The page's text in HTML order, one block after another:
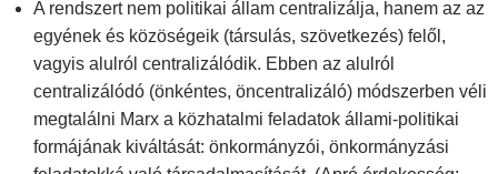
A rendszert nem politikai állam centralizálja, hanem az az
egyének és közöségeik (társulás, szövetkezés) felől,
vagyis alulról centralizálódik. Ebben az alulról
centralizálódó (önkéntes, öncentralizáló) módszerben véli
megtalálni Marx a közhatalmi feladatok állami-politikai
formájának kiváltását: önkormányzói, önkormányzási